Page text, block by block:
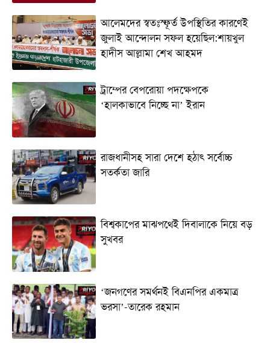
আলেমদের স্বতঃস্ফূর্ত উপস্থিতির কারণেই
জুলাই আন্দোলন সফল হয়েছিল:শায়খুল
হাদীস আল্লামা শেখ আহমদ
ট্রাম্পের বেপরোয়া পদক্ষেপকে
‘হালকাভাবে নিচ্ছে না’ ইরান
রাজধানীসহ সারা দেশে হঠাৎ সর্বোচ্চ
সতর্কতা জা‌রি
বিশ্বকাপের মাঝপথেই দিবালাকে নিয়ে বড়
সুখবর
‘জনগণের সমর্থনই বিএনপির একমাত্র
ভরসা’-তারেক রহমান